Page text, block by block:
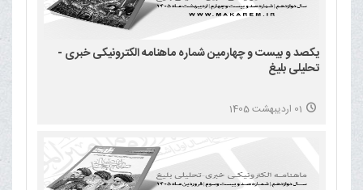
یکصد و بیست و چهارمین شماره ماهنامه الکترونیکی خبری -
تحلیلی بلیغ
01 اردیبهشت 1405